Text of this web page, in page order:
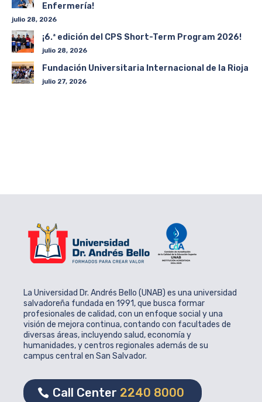
Enfermería!
julio 28, 2026
¡6.ª edición del CPS Short-Term Program 2026!
julio 28, 2026
Fundación Universitaria Internacional de la Rioja
julio 27, 2026
La Universidad Dr. Andrés Bello (UNAB) es una universidad
salvadoreña fundada en 1991, que busca formar
profesionales de calidad, con un enfoque social y una
visión de mejora continua, contando con facultades de
diversas áreas, incluyendo salud, economía y
humanidades, y centros regionales además de su
campus central en San Salvador.
Call Center 2240 8000